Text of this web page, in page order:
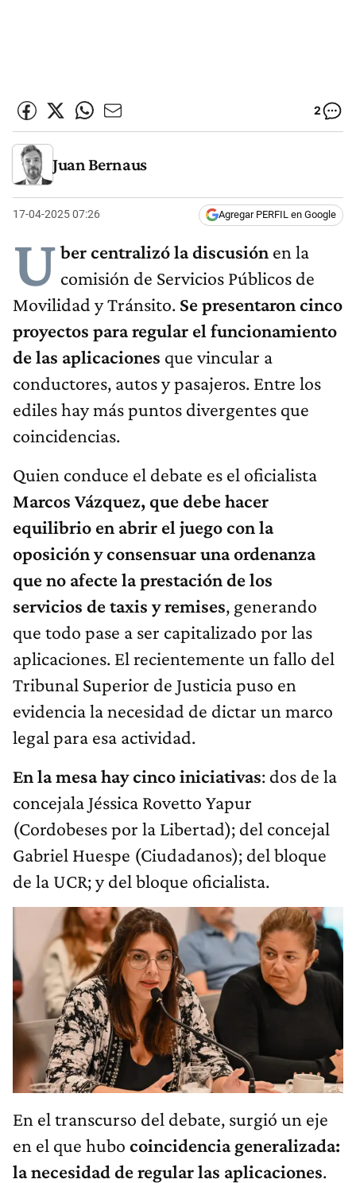
2
Juan Bernaus
17-04-2025 07:26 Agregar PERFIL en Google
U ber centralizó la discusión en la
comisión de Servicios Públicos de
Movilidad y Tránsito. Se presentaron cinco
proyectos para regular el funcionamiento
de las aplicaciones que vincular a
conductores, autos y pasajeros. Entre los
ediles hay más puntos divergentes que
coincidencias.
Quien conduce el debate es el oficialista
Marcos Vázquez, que debe hacer
equilibrio en abrir el juego con la
oposición y consensuar una ordenanza
que no afecte la prestación de los
servicios de taxis y remises, generando
que todo pase a ser capitalizado por las
aplicaciones. El recientemente un fallo del
Tribunal Superior de Justicia puso en
evidencia la necesidad de dictar un marco
legal para esa actividad.
En la mesa hay cinco iniciativas: dos de la
concejala Jéssica Rovetto Yapur
(Cordobeses por la Libertad); del concejal
Gabriel Huespe (Ciudadanos); del bloque
de la UCR; y del bloque oficialista.
En el transcurso del debate, surgió un eje
en el que hubo coincidencia generalizada:
la necesidad de regular las aplicaciones.